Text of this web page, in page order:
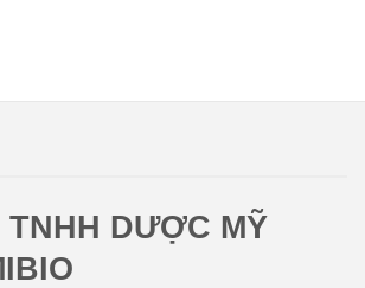
TNHH DƯỢC MỸ